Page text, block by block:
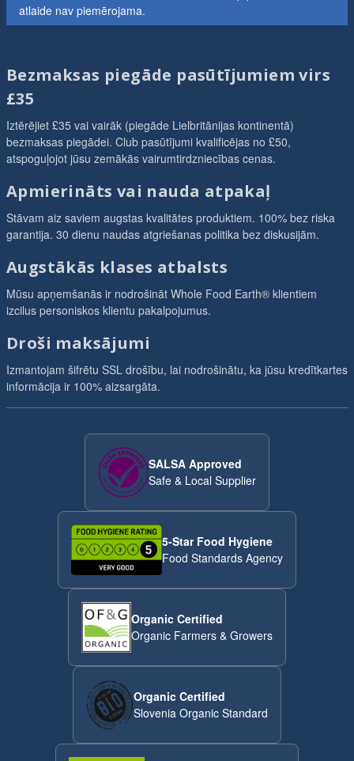
atlaide nav piemērojama.
Bezmaksas piegāde pasūtījumiem virs
£35
Iztērējiet £35 vai vairāk (piegāde Lielbritānijas kontinentā)
bezmaksas piegādei. Club pasūtījumi kvalificējas no £50,
atspoguļojot jūsu zemākās vairumtirdzniecības cenas.
Apmierināts vai nauda atpakaļ
Stāvam aiz saviem augstas kvalitātes produktiem. 100% bez riska
garantija. 30 dienu naudas atgriešanas politika bez diskusijām.
Augstākās klases atbalsts
Mūsu apņemšanās ir nodrošināt Whole Food Earth® klientiem
izcilus personiskos klientu pakalpojumus.
Droši maksājumi
Izmantojam šifrētu SSL drošību, lai nodrošinātu, ka jūsu kredītkartes
informācija ir 100% aizsargāta.
SALSA Approved
Safe & Local Supplier
5-Star Food Hygiene
Food Standards Agency
Organic Certified
Organic Farmers & Growers
Organic Certified
Slovenia Organic Standard